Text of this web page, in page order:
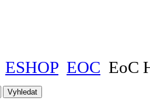
ESHOP EOC EoC